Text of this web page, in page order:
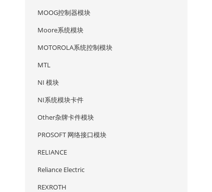
MOOG控制器模块
Moore系统模块
MOTOROLA系统控制模块
MTL
NI 模块
NI系统模块卡件
Other杂牌卡件模块
PROSOFT 网络接口模块
RELIANCE
Reliance Electric
REXROTH